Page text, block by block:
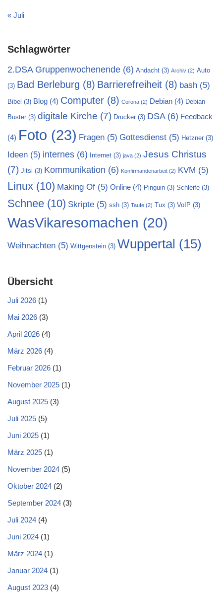
« Juli
Schlagwörter
2.DSA Gruppenwochenende (6) Andacht (3) Archiv (2) Auto
(3) Bad Berleburg (8) Barrierefreiheit (8) bash (5)
Bibel (3) Blog (4) Computer (8) Corona (2) Debian (4) Debian
Buster (3) digitale Kirche (7) Drucker (3) DSA(6) Feedback
(4) Foto (23) Fragen (5) Gottesdienst (5) Hetzner (3)
Ideen (5) internes (6) Internet (3) java (2) Jesus Christus
(7) Jitsi (3) Kommunikation (6) Konfirmandenarbeit (2) KVM (5)
Linux (10) Making Of (5) Online (4) Pinguin (3) Schleife (3)
Schnee (10) Skripte (5) ssh (3) Taufe (2) Tux (3) VoIP (3)
WasVikaresomachen (20)
Weihnachten (5) Wittgenstein (3) Wuppertal (15)
Übersicht
Juli 2026 (1)
Mai 2026 (3)
April 2026 (4)
März 2026 (4)
Februar 2026 (1)
November 2025 (1)
August 2025 (3)
Juli 2025 (5)
Juni 2025 (1)
März 2025 (1)
November 2024 (5)
Oktober 2024 (2)
September 2024 (3)
Juli 2024 (4)
Juni 2024 (1)
März 2024 (1)
Januar 2024 (1)
August 2023 (4)